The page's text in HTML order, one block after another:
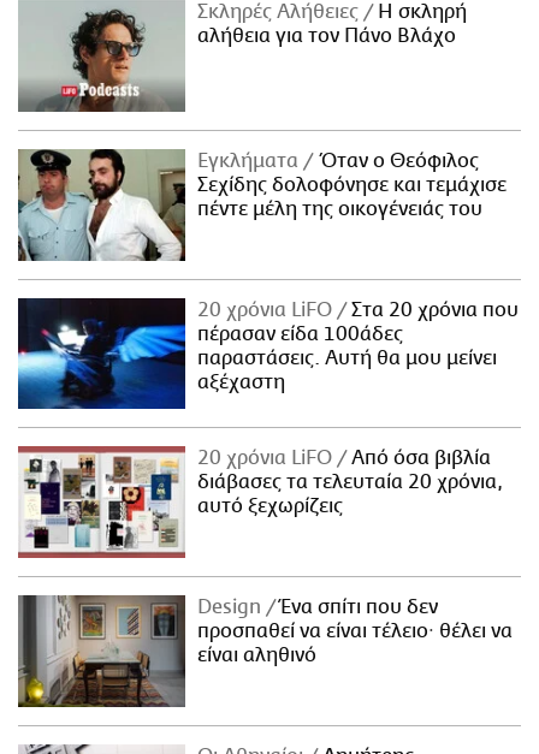
Σκληρές Αλήθειες
H σκληρή
αλήθεια για τον Πάνο Βλάχο
Εγκλήματα
Όταν ο Θεόφιλος
Σεχίδης δολοφόνησε και τεμάχισε
πέντε μέλη της οικογένειάς του
20 χρόνια LiFO
Στα 20 χρόνια που
πέρασαν είδα 100άδες
παραστάσεις. Αυτή θα μου μείνει
αξέχαστη
20 χρόνια LiFO
Από όσα βιβλία
διάβασες τα τελευταία 20 χρόνια,
αυτό ξεχωρίζεις
Design
Ένα σπίτι που δεν
προσπαθεί να είναι τέλειο· θέλει να
είναι αληθινό